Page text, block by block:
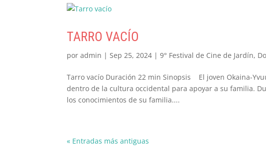
TARRO VACÍO
poradmin |Sep 25, 2024 |9° Festival de Cine de Jardín,
Tarro vacío Duración 22 min Sinopsis El joven Okaina-
dentro de la cultura occidental para apoyar a su familia.
los conocimientos de su familia....
« Entradas más antiguas